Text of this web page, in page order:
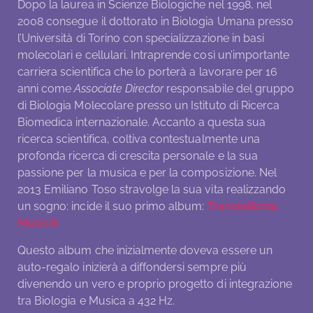
Dopo la laurea in Scienze Biologiche nel 1998, nel
2008 consegue il dottorato in Biologia Umana presso
l’Università di Torino con specializzazione in basi
molecolari e cellulari. Intraprende così un’importante
carriera scientifica che lo porterà a lavorare per 16
anni comeAssociate Directorresponsabile del gruppo
di Biologia Molecolare presso un Istituto di Ricerca
Biomedica internazionale. Accanto a questa sua
ricerca scientifica, coltiva contestualmente una
profonda ricerca di crescita personale e la sua
passione per la musica e per la composizione. Nel
2013 Emiliano Toso stravolge la sua vita realizzando
un sogno: incide il suo primo album:Translational
Music®.
Questo album che inizialmente doveva essere un
auto-regalo inizierà a diffondersi sempre più
divenendo un vero e proprio progetto di integrazione
tra Biologia e Musica a 432 Hz.